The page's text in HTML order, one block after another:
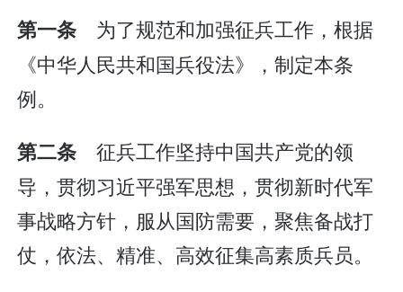
第一条 为了规范和加强征兵工作，根据
《中华人民共和国兵役法》，制定本条
例。
第二条 征兵工作坚持中国共产党的领
导，贯彻习近平强军思想，贯彻新时代军
事战略方针，服从国防需要，聚焦备战打
仗，依法、精准、高效征集高素质兵员。